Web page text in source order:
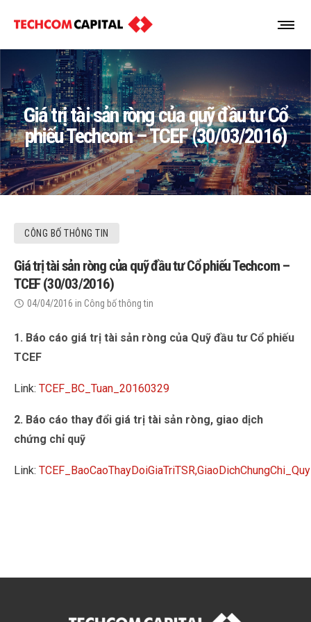
Giá trị tài sản ròng của quỹ đầu tư Cổ
phiếu Techcom – TCEF (30/03/2016)
CÔNG BỐ THÔNG TIN
Giá trị tài sản ròng của quỹ đầu tư Cổ phiếu Techcom –
TCEF (30/03/2016)
04/04/2016 in Công bố thông tin
1. Báo cáo giá trị tài sản ròng của Quỹ đầu tư Cổ phiếu
TCEF
Link: TCEF_BC_Tuan_20160329
2. Báo cáo thay đổi giá trị tài sản ròng, giao dịch
chứng chỉ quỹ
Link: